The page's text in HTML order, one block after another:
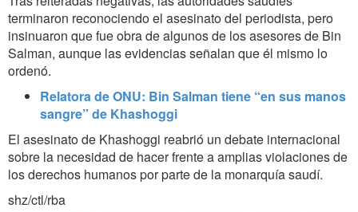
terminaron reconociendo el asesinato del periodista, pero
insinuaron que fue obra de algunos de los asesores de Bin
Salman, aunque las evidencias señalan que él mismo lo
ordenó.
Relatora de ONU: Bin Salman tiene “en sus manos
sangre” de Khashoggi
El asesinato de Khashoggi reabrió un debate internacional
sobre la necesidad de hacer frente a amplias violaciones de
los derechos humanos por parte de la monarquía saudí.
shz/ctl/rba